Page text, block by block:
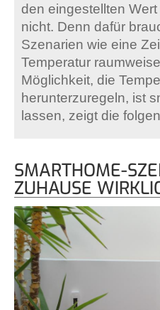
den eingestellten
nicht. Denn dafür
Szenarien wie eine
Temperatur
Möglichkeit, die
herunterzuregeln, ist
lassen, zeigt die
SMARTHOME-
ZUHAUSE